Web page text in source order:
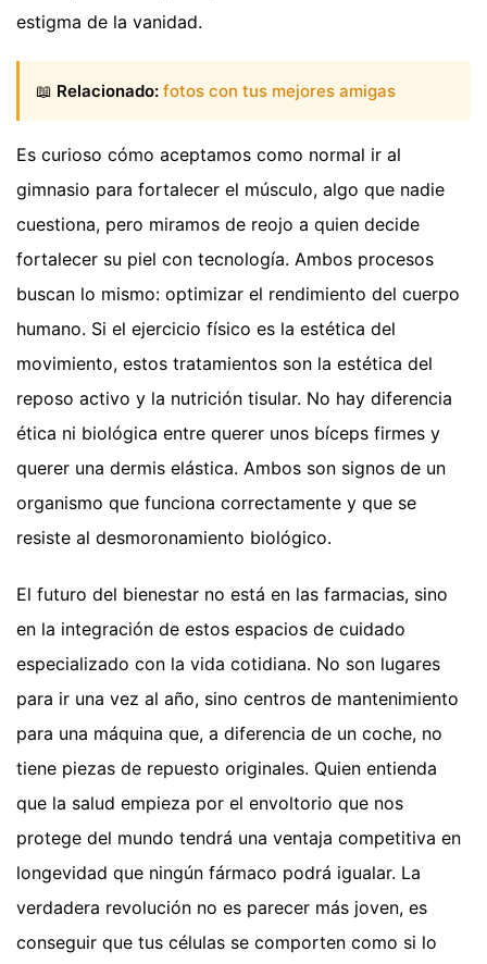
estigma de la vanidad.
📖 Relacionado: fotos con tus mejores amigas
Es curioso cómo aceptamos como normal ir al
gimnasio para fortalecer el músculo, algo que nadie
cuestiona, pero miramos de reojo a quien decide
fortalecer su piel con tecnología. Ambos procesos
buscan lo mismo: optimizar el rendimiento del cuerpo
humano. Si el ejercicio físico es la estética del
movimiento, estos tratamientos son la estética del
reposo activo y la nutrición tisular. No hay diferencia
ética ni biológica entre querer unos bíceps firmes y
querer una dermis elástica. Ambos son signos de un
organismo que funciona correctamente y que se
resiste al desmoronamiento biológico.
El futuro del bienestar no está en las farmacias, sino
en la integración de estos espacios de cuidado
especializado con la vida cotidiana. No son lugares
para ir una vez al año, sino centros de mantenimiento
para una máquina que, a diferencia de un coche, no
tiene piezas de repuesto originales. Quien entienda
que la salud empieza por el envoltorio que nos
protege del mundo tendrá una ventaja competitiva en
longevidad que ningún fármaco podrá igualar. La
verdadera revolución no es parecer más joven, es
conseguir que tus células se comporten como si lo